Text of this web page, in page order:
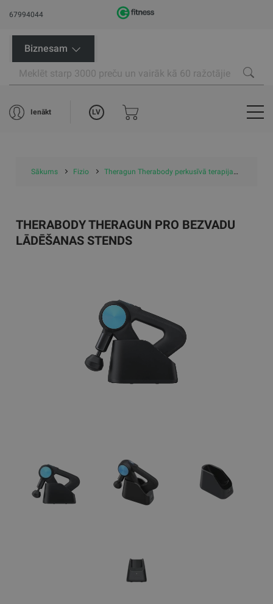
67994044
Biznesam
Ienākt LV
Sākums Fizio Theragun Therabody perkusīvā terapija
THERABODY THERAGUN PRO BEZVADU
LĀDĒŠANAS STENDS